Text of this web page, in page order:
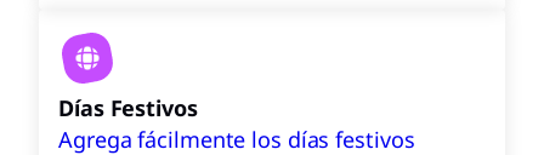
Días Festivos
Agrega fácilmente los días festivos